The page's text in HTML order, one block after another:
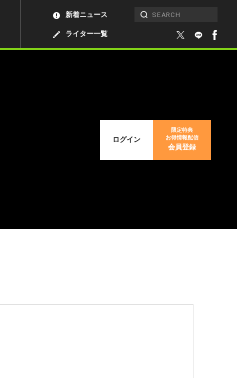
ライター一覧
新着ニュース
ログイン
限定特典
お得情報配信
会員登録